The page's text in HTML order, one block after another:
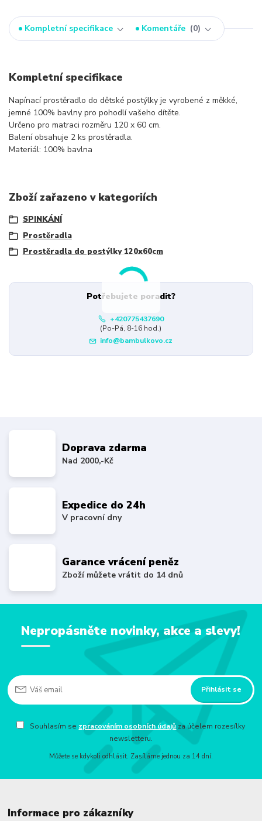
Kompletní specifikace Komentáře 0
Kompletní specifikace
Napínací prostěradlo do dětské postýlky je vyrobené z měkké,
jemné 100% bavlny pro pohodlí vašeho dítěte.
Určeno pro matraci rozměru 120 x 60 cm.
Balení obsahuje 2 ks prostěradla.
Materiál: 100% bavlna
Zboží zařazeno v kategoriích
SPINKÁNÍ
Prostěradla
Prostěradla do postýlky 120x60cm
Potřebujete poradit?
+420775437690
(Po-Pá, 8-16 hod.)
info@bambulkovo.cz
Doprava zdarma
Nad 2000,-Kč
Expedice do 24h
V pracovní dny
Garance vrácení peněz
Zboží můžete vrátit do 14 dnů
Nepropásněte novinky, akce a slevy!
Přihlásit se
Souhlasím se zpracováním osobních údajů za účelem rozesílky
newsletteru.
Můžete se kdykoli odhlásit. Zasíláme jednou za 14 dní.
Informace pro zákazníky